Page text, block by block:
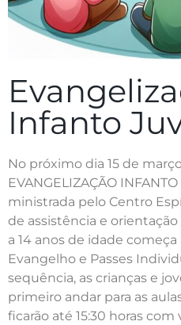
Infanto
No próximo dia 15 de
EVANGELIZAÇÃO
ministrada pelo Centro
de assistência e
a 14 anos de idade começa
Evangelho e Passes
sequência, as crianças e
primeiro andar para as
ficarão até 15:30 horas